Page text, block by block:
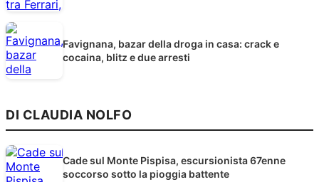
Favignana, bazar della droga in casa: crack e
cocaina, blitz e due arresti
DI CLAUDIA NOLFO
Cade sul Monte Pispisa, escursionista 67enne
soccorso sotto la pioggia battente